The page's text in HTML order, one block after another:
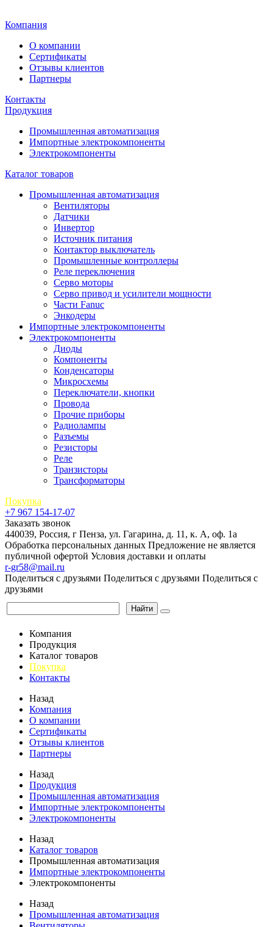
Компания
О компании
Сертификаты
Отзывы клиентов
Партнеры
Контакты
Продукция
Промышленная автоматизация
Импортные электрокомпоненты
Электрокомпоненты
Каталог товаров
Промышленная автоматизация
Вентиляторы
Датчики
Инвертор
Источник питания
Контактор выключатель
Промышленные контроллеры
Реле переключения
Серво моторы
Серво привод и усилители мощности
Части Fanuc
Энкодеры
Импортные электрокомпоненты
Электрокомпоненты
Диоды
Компоненты
Конденсаторы
Микросхемы
Переключатели, кнопки
Провода
Прочие приборы
Радиолампы
Разъемы
Резисторы
Реле
Транзисторы
Трансформаторы
Покупка
+7 967 154-17-07
Заказать звонок
440039, Россия, г Пенза, ул. Гагарина, д. 11, к. А, оф. 1а
Обработка персональных данных Предложение не является
публичной офертой Условия доставки и оплаты
r-gr58@mail.ru
Поделиться с друзьями Поделиться с друзьями Поделиться с
друзьями
Найти
Компания
Продукция
Каталог товаров
Покупка
Контакты
Назад
Компания
О компании
Сертификаты
Отзывы клиентов
Партнеры
Назад
Продукция
Промышленная автоматизация
Импортные электрокомпоненты
Электрокомпоненты
Назад
Каталог товаров
Промышленная автоматизация
Импортные электрокомпоненты
Электрокомпоненты
Назад
Промышленная автоматизация